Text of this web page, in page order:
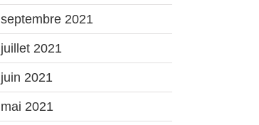
septembre 2021
juillet 2021
juin 2021
mai 2021